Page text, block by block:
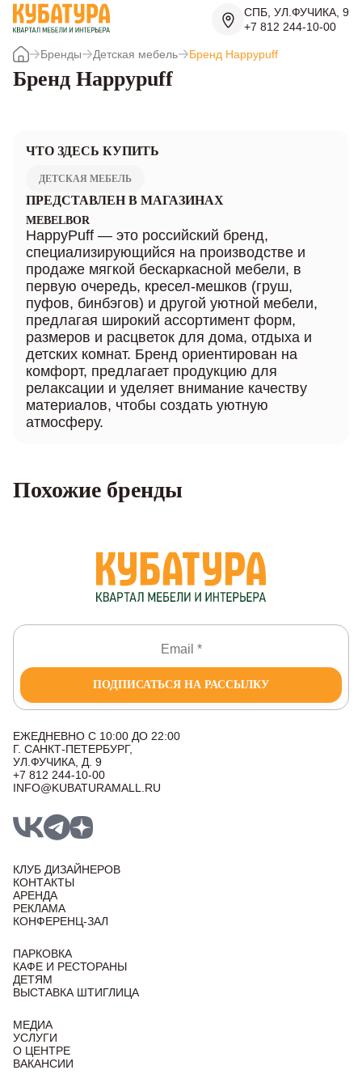
СПБ, УЛ.ФУЧИКА, 9
+7 812 244-10-00
Бренды Детская мебель Бренд Happypuff
Бренд Happypuff
ЧТО ЗДЕСЬ КУПИТЬ
ДЕТСКАЯ МЕБЕЛЬ
ПРЕДСТАВЛЕН В МАГАЗИНАХ
MEBELBOR
HappyPuff — это российский бренд,
специализирующийся на производстве и
продаже мягкой бескаркасной мебели, в
первую очередь, кресел-мешков (груш,
пуфов, бинбэгов) и другой уютной мебели,
предлагая широкий ассортимент форм,
размеров и расцветок для дома, отдыха и
детских комнат. Бренд ориентирован на
комфорт, предлагает продукцию для
релаксации и уделяет внимание качеству
материалов, чтобы создать уютную
атмосферу.
Похожие бренды
ПОДПИСАТЬСЯ НА РАССЫЛКУ
ЕЖЕДНЕВНО С 10:00 ДО 22:00
Г. САНКТ-ПЕТЕРБУРГ,
УЛ.ФУЧИКА, Д. 9
+7 812 244-10-00
INFO@KUBATURAMALL.RU
КЛУБ ДИЗАЙНЕРОВ
КОНТАКТЫ
АРЕНДА
РЕКЛАМА
КОНФЕРЕНЦ-ЗАЛ
ПАРКОВКА
КАФЕ И РЕСТОРАНЫ
ДЕТЯМ
ВЫСТАВКА ШТИГЛИЦА
МЕДИА
УСЛУГИ
О ЦЕНТРЕ
ВАКАНСИИ